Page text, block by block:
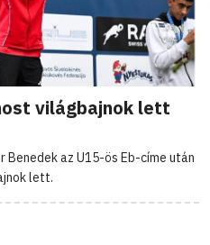
világbajnok lett
az U15-ös Eb-címe után
lett.